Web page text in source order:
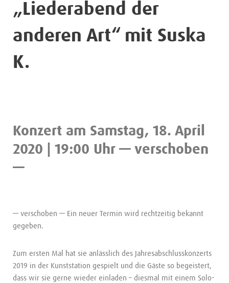
„Liederabend der
anderen Art“ mit Suska
K.
Konzert am Samstag, 18. April
2020 | 19:00 Uhr — verschoben
—
— verschoben — Ein neuer Termin wird rechtzeitig bekannt
gegeben.
Zum ersten Mal hat sie anlässlich des Jahresabschlusskonzerts
2019 in der Kunststation gespielt und die Gäste so begeistert,
dass wir sie gerne wieder einladen – diesmal mit einem Solo-